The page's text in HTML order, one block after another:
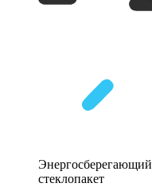
Энергосберегающий
стеклопакет